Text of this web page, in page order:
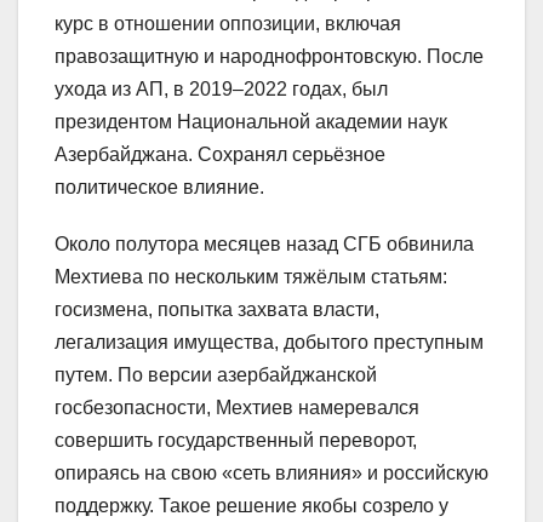
курс в отношении оппозиции, включая
правозащитную и народнофронтовскую. После
ухода из АП, в 2019–2022 годах, был
президентом Национальной академии наук
Азербайджана. Сохранял серьёзное
политическое влияние.
Около полутора месяцев назад СГБ обвинила
Мехтиева по нескольким тяжёлым статьям:
госизмена, попытка захвата власти,
легализация имущества, добытого преступным
путем. По версии азербайджанской
госбезопасности, Мехтиев намеревался
совершить государственный переворот,
опираясь на свою «сеть влияния» и российскую
поддержку. Такое решение якобы созрело у